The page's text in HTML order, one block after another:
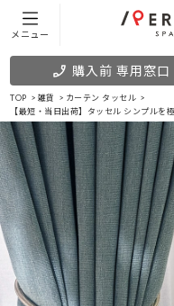
メニュー
購入前 専用窓口
TOP 雑貨
カーテン タッセル
【最短・当日出荷】タッセル シンプル